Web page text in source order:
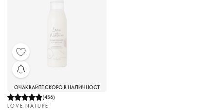
ОЧАКВАЙТЕ СКОРО В НАЛИЧНОСТ
(456)
LOVE NATURE